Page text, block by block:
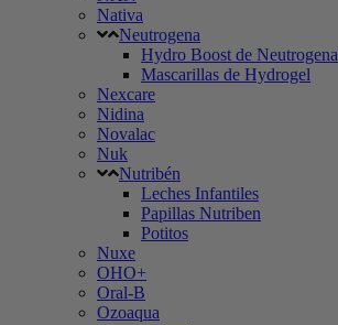
Nativa
Neutrogena
Hydro Boost de Neutrogena
Mascarillas de Hydrogel
Nexcare
Nidina
Novalac
Nuk
Nutribén
Leches Infantiles
Papillas Nutriben
Potitos
Nuxe
OHO+
Oral-B
Ozoaqua